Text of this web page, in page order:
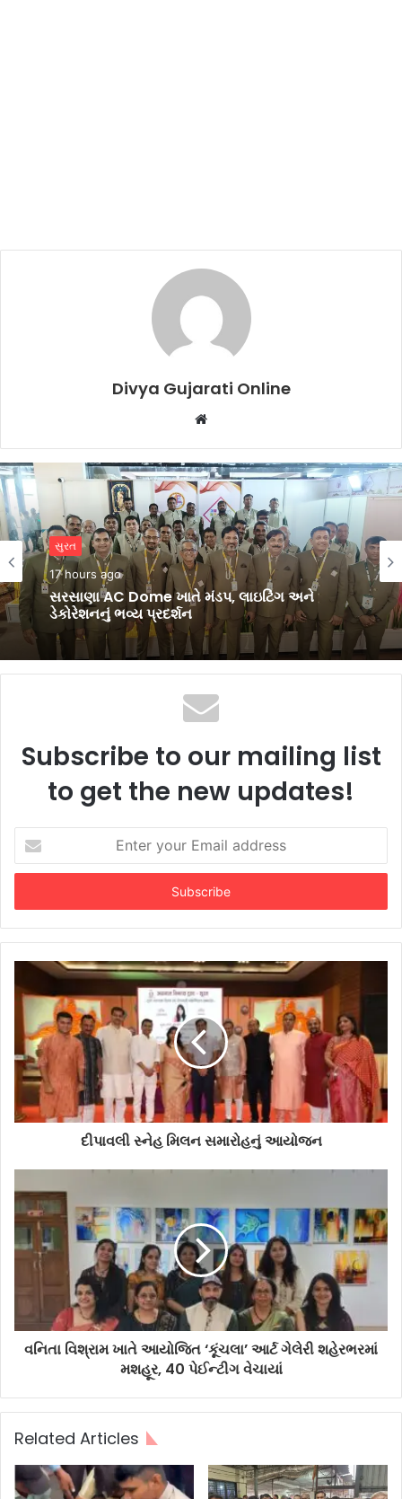
Divya Gujarati Online
Website
સુરત
17 hours ago
સરસાણા AC Dome ખાતે મંડપ, લાઇટિંગ અને
ડેકોરેશનનું ભવ્ય પ્રદર્શન
સુરત
3 days ago
અદાણી ફાઉન્ડેશનના સુપોષણ પ્રોજેક્ટ હેઠળ
ઉમરપાડામાં ‘વિશ્વ સ્તનપાન સપ્તાહ’ની સફળ
ઉજવણી
Subscribe to our mailing list
to get the new updates!
your
Email
દીપાવલી સ્નેહ મિલન સમારોહનું આયોજન
વનિતા વિશ્રામ ખાતે આયોજિત ‘કૂંચલા’ આર્ટ ગેલેરી શહેરભરમાં
મશહૂર, 40 પેઈન્ટીગ વેચાયાં
Related Articles